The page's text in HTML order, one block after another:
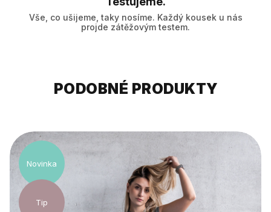
Vše, co ušijeme, taky nosíme. Každý kousek u nás
projde zátěžovým testem.
PODOBNÉ PRODUKTY
Novinka
Tip